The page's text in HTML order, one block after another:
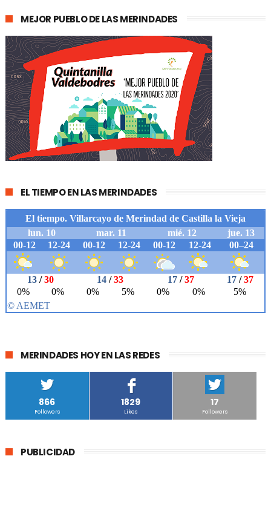
MEJOR PUEBLO DE LAS MERINDADES
EL TIEMPO EN LAS MERINDADES
MERINDADES HOY EN LAS REDES
866
Followers
1829
Likes
17
Followers
PUBLICIDAD